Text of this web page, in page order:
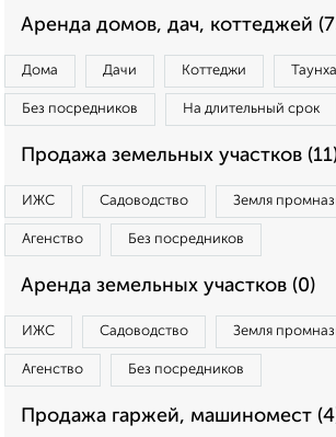
Аренда домов, дач, коттеджей
Дома Дачи Коттеджи
Без посредников На длительный срок
Продажа земельных участков
ИЖС Садоводство Земля
Агенство Без посредников
Аренда земельных участков (0)
ИЖС Садоводство Земля
Агенство Без посредников
Продажа гаржей, машиномест